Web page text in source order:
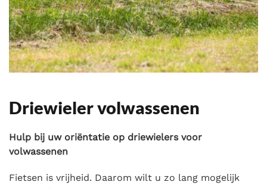
Driewieler volwassenen
Hulp bij uw oriëntatie op driewielers voor
volwassenen
Fietsen is vrijheid. Daarom wilt u zo lang mogelijk